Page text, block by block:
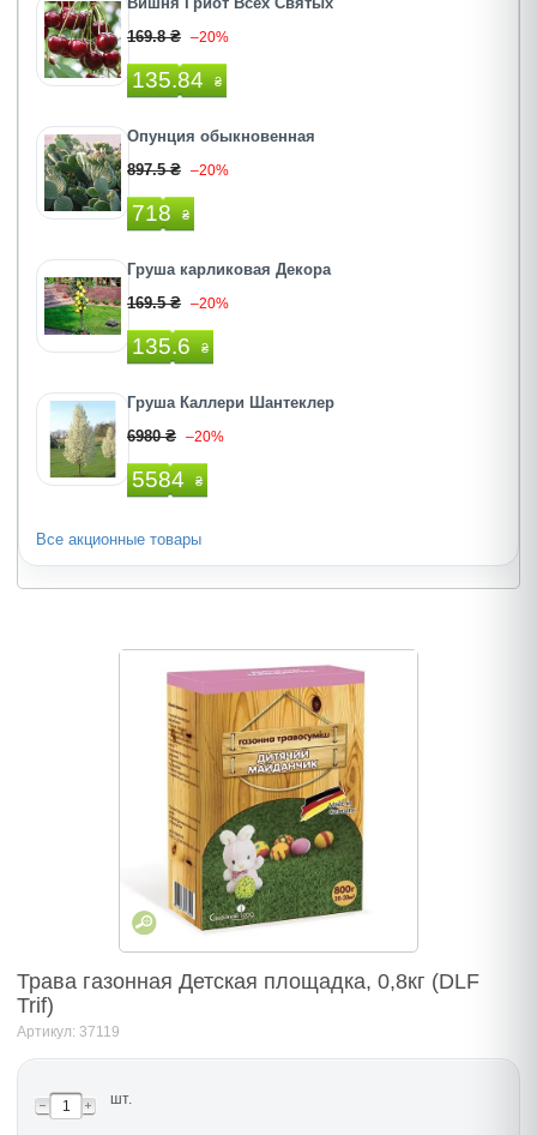
169.8 ₴ –20%
135.84 ₴
Опунция обыкновенная
897.5 ₴ –20%
718 ₴
Груша карликовая Декора
169.5 ₴ –20%
135.6 ₴
Груша Каллери Шантеклер
6980 ₴ –20%
5584 ₴
Все акционные товары
Трава газонная Детская площадка, 0,8кг (DLF
Trif)
Артикул: 37119
шт.